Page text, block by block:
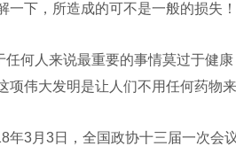
一下，所造成的可不是一般的损失！
任何人来说最重要的事情莫过于健
项伟大发明是让人们不用任何药物
年3月3日，全国政协十三届一次会